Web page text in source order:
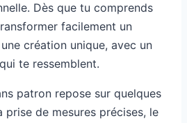
Dès que tu comprends
facilement un
création unique, avec un
te ressemblent.
patron repose sur quelques
prise de mesures précises, le